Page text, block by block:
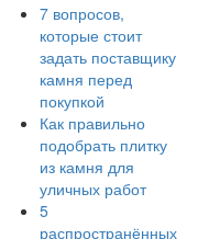
7 вопросов,
которые стоит
задать поставщику
камня перед
покупкой
Как правильно
подобрать плитку
из камня для
уличных работ
5
распространённых